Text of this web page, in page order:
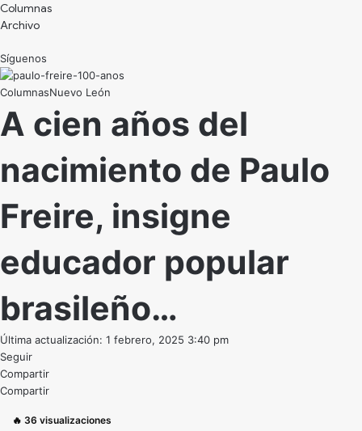
Archivo
Síguenos
Nuevo León
A cien años del
nacimiento de Paulo
Freire, insigne
educador popular
brasileño…
Última actualización: 1 febrero, 2025 3:40 pm
Seguir
Compartir
Compartir
🔥 36 visualizaciones